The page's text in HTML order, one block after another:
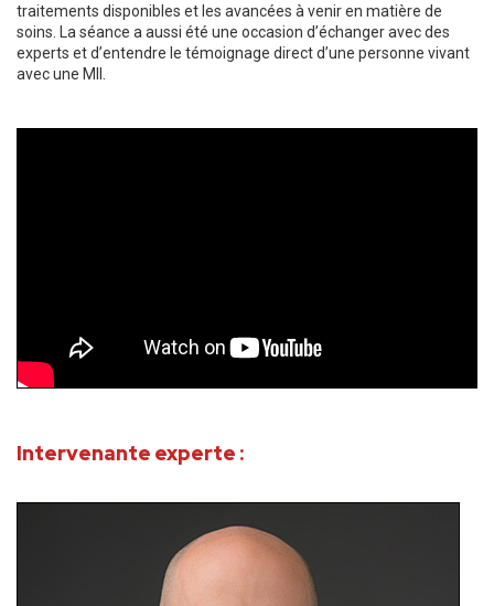
traitements disponibles et les avancées à venir en matière de
soins. La séance a aussi été une occasion d’échanger avec des
experts et d’entendre le témoignage direct d’une personne vivant
avec une MII.
Intervenante experte :